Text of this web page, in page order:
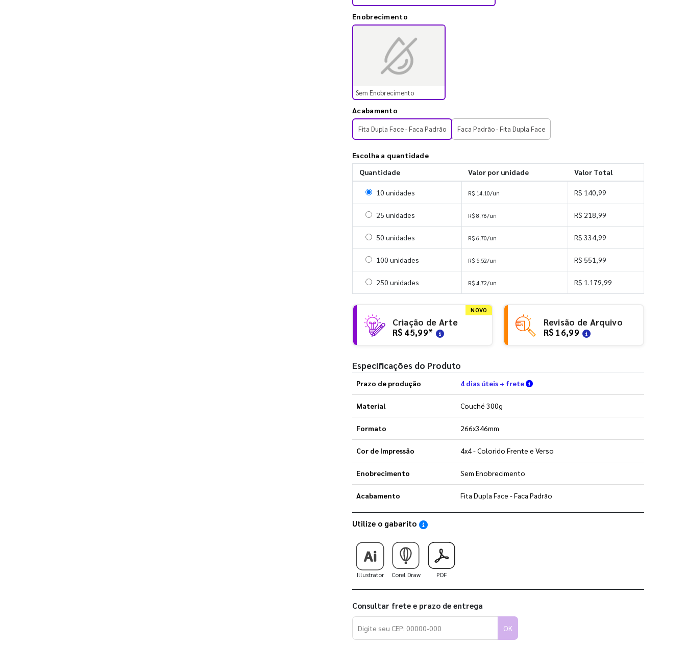
Enobrecimento
Sem Enobrecimento
Acabamento
Fita Dupla Face - Faca Padrão Faca Padrão - Fita Dupla Face
Escolha a quantidade
Quantidade
Valor por unidade Valor Total
Selecionar 10 unidades
10 unidades R$ 14,10/un R$ 140,99
Selecionar 25 unidades
25 unidades R$ 8,76/un R$ 218,99
Selecionar 50 unidades
50 unidades R$ 6,70/un R$ 334,99
Selecionar 100 unidades
100 unidades R$ 5,52/un R$ 551,99
Selecionar 250 unidades
250 unidades R$ 4,72/un R$ 1.179,99
NOVO
Criação de Arte
R$ 45,99*
Revisão de Arquivo
R$ 16,99
Especificações do Produto
Prazo de produção 4 dias úteis + frete Verifique as condições de entrega
Material Couché 300g
Formato 266x346mm
Cor de Impressão 4x4 - Colorido Frente e Verso
Enobrecimento Sem Enobrecimento
Acabamento Fita Dupla Face - Faca Padrão
Utilize o gabarito Saiba como utilizar os nossos gabaritos
Illustrator Corel Draw PDF
Consultar frete e prazo de entrega
OK